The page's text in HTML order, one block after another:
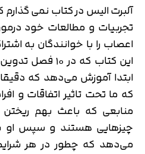
آلبرت الیس در کتاب نمی
تجربیات و مطالعات خود
اعصاب را با خوانندگان به
این کتاب که در
ابتدا آموزش می‌دهد که
که ما تحت تاثیر اتفاقات و
منابعی که باعث بهم
چیزهایی هستند و سپس او
می‌دهد که چطور در هر